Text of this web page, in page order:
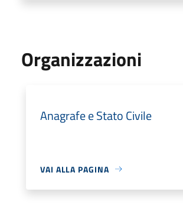
Organizzazioni
Anagrafe e Stato Civile
VAI ALLA PAGINA